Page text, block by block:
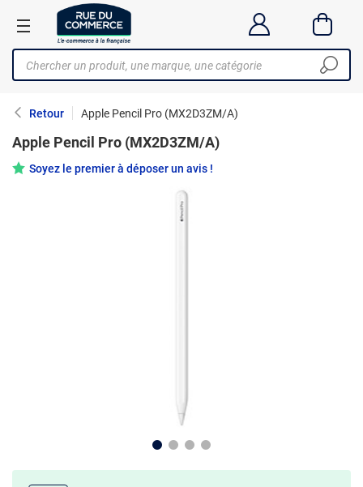
Retour Apple Pencil Pro (MX2D3ZM/A)
Apple Pencil Pro (MX2D3ZM/A)
Soyez le premier à déposer un avis !